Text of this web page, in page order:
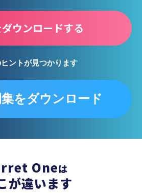
ウンロードする
ントが見つかります
をダウンロード
Oneは
が違います